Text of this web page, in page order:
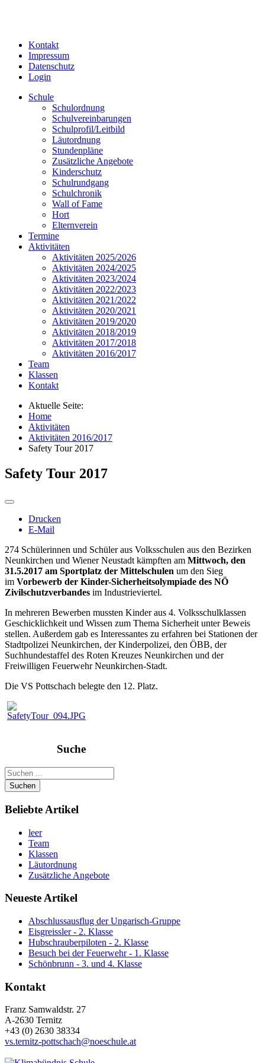
Kontakt
Impressum
Datenschutz
Login
Schule
Schulordnung
Schulvereinbarungen
Schulprofil/Leitbild
Läutordnung
Stundenpläne
Zusätzliche Angebote
Kinderschutz
Schulrundgang
Schulchronik
Wall of Fame
Hort
Elternverein
Termine
Aktivitäten
Aktivitäten 2025/2026
Aktivitäten 2024/2025
Aktivitäten 2023/2024
Aktivitäten 2022/2023
Aktivitäten 2021/2022
Aktivitäten 2020/2021
Aktivitäten 2019/2020
Aktivitäten 2018/2019
Aktivitäten 2017/2018
Aktivitäten 2016/2017
Team
Klassen
Kontakt
Aktuelle Seite:
Home
Aktivitäten
Aktivitäten 2016/2017
Safety Tour 2017
Safety Tour 2017
Drucken
E-Mail
274 Schülerinnen und Schüler aus Volksschulen aus den Bezirken
Neunkirchen und Wiener Neustadt kämpften am Mittwoch, den
31.5.2017 am Sportplatz der Mittelschulen um den Sieg
im Vorbewerb der Kinder-Sicherheitsolympiade des NÖ
Zivilschutzverbandes im Industrieviertel.
In mehreren Bewerben mussten Kinder aus 4. Volksschulklassen
Geschicklichkeit und Wissen zum Thema Sicherheit unter Beweis
stellen. Außerdem gab es Interessantes zu erfahren bei Stationen der
Stadtpolizei Neunkirchen, der Kinderpolizei, den ÖBB, der
Suchhundestaffel des Roten Kreuzes Neunkirchen und der
Freiwilligen Feuerwehr Neunkirchen-Stadt.
Die VS Pottschach belegte den 12. Platz.
Suche
Suchen
Beliebte Artikel
leer
Team
Klassen
Läutordnung
Zusätzliche Angebote
Neueste Artikel
Abschlussausflug der Ungarisch-Gruppe
Eisgreissler - 2. Klasse
Hubschrauberpiloten - 2. Klasse
Besuch bei der Feuerwehr - 1. Klasse
Schönbrunn - 3. und 4. Klasse
Kontakt
Franz Samwaldstr. 27
A-2630 Ternitz
+43 (0) 2630 38334
vs.ternitz-pottschach@noeschule.at